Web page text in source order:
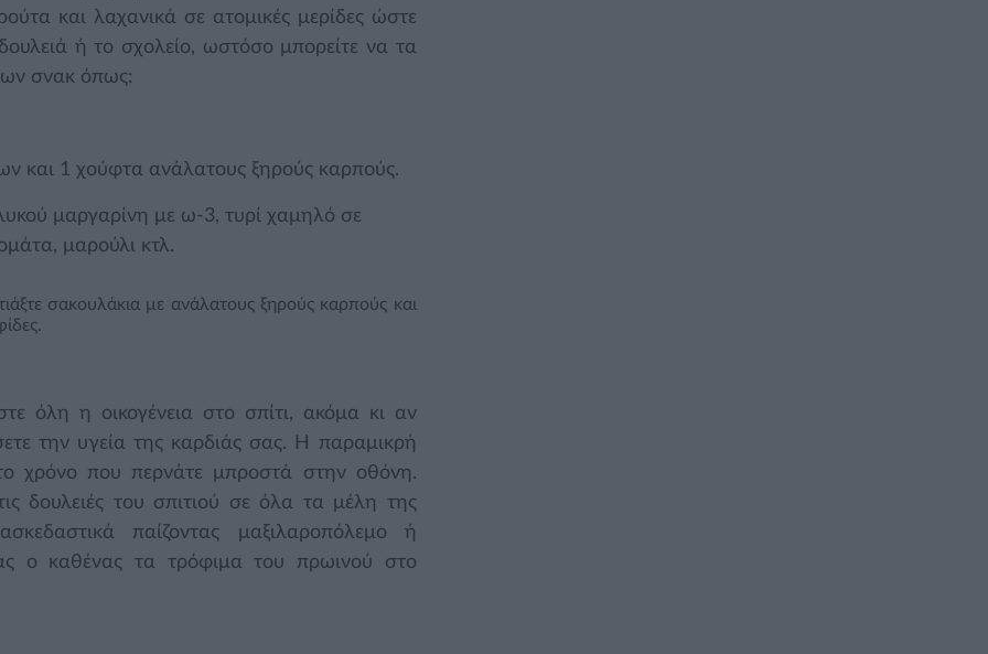
και λαχανικά σε ατομικές μερίδες ώστε
ή το σχολείο, ωστόσο μπορείτε να τα
σνακ όπως:
και 1 χούφτα ανάλατους ξηρούς καρπούς.
μαργαρίνη με ω-3, τυρί χαμηλό σε
μαρούλι κτλ.
σακουλάκια με ανάλατους ξηρούς καρπούς και
όλη η οικογένεια στο σπίτι, ακόμα κι αν
την υγεία της καρδιάς σας. Η παραμικρή
χρόνο που περνάτε μπροστά στην οθόνη.
δουλειές του σπιτιού σε όλα τα μέλη της
παίζοντας μαξιλαροπόλεμο ή
ο καθένας τα τρόφιμα του πρωινού στο